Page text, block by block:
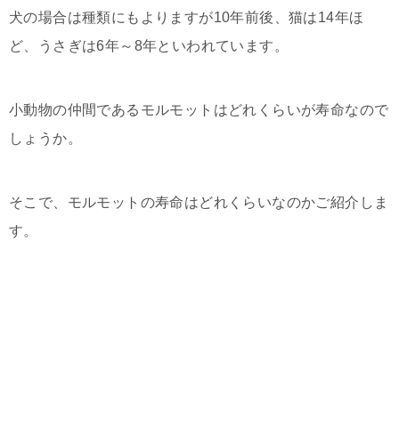
犬の場合は種類にもよりますが10年前後、猫は14年ほ
ど、うさぎは6年～8年といわれています。
小動物の仲間であるモルモットはどれくらいが寿命なので
しょうか。
そこで、モルモットの寿命はどれくらいなのかご紹介しま
す。